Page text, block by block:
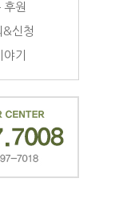
후원
&신청
기